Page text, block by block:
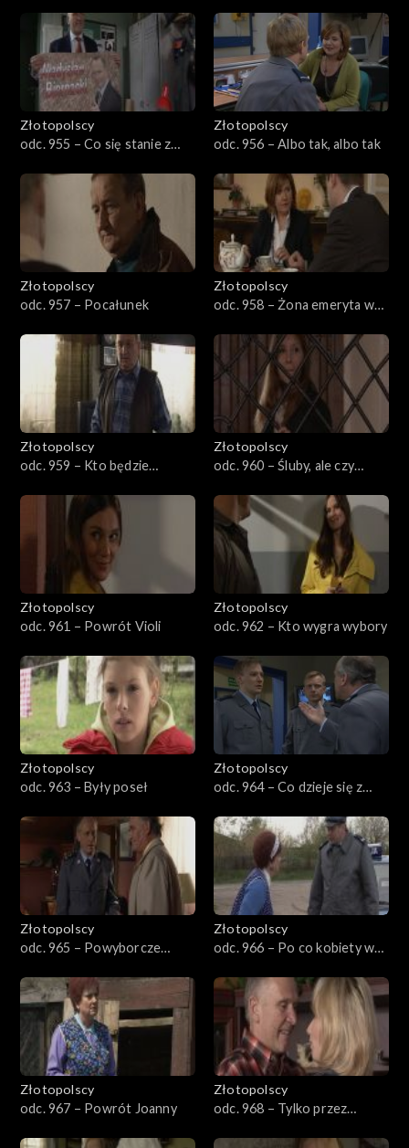
Złotopolscy
odc. 955 – Co się stanie z
Złotopolscy
odc. 956 – Albo tak, albo tak
Złotopolscy
odc. 957 – Pocałunek
Złotopolscy
odc. 958 – Żona emeryta w
Złotopolscy
odc. 959 – Kto będzie
Złotopolscy
odc. 960 – Śluby, ale czy
Złotopolscy
odc. 961 – Powrót Violi
Złotopolscy
odc. 962 – Kto wygra wybory
Złotopolscy
odc. 963 – Były poseł
Złotopolscy
odc. 964 – Co dzieje się z
Złotopolscy
odc. 965 – Powyborcze
Złotopolscy
odc. 966 – Po co kobiety w
Złotopolscy
odc. 967 – Powrót Joanny
Złotopolscy
odc. 968 – Tylko przez